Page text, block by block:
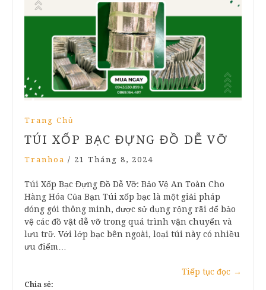
Trang Chủ
TÚI XỐP BẠC ĐỰNG ĐỒ DỄ VỠ
Tranhoa / 21 Tháng 8, 2024
Túi Xốp Bạc Đựng Đồ Dễ Vỡ: Bảo Vệ An Toàn Cho
Hàng Hóa Của Bạn Túi xốp bạc là một giải pháp
đóng gói thông minh, được sử dụng rộng rãi để bảo
vệ các đồ vật dễ vỡ trong quá trình vận chuyển và
lưu trữ. Với lớp bạc bên ngoài, loại túi này có nhiều
ưu điểm…
Tiếp tục đọc →
Chia sẻ: